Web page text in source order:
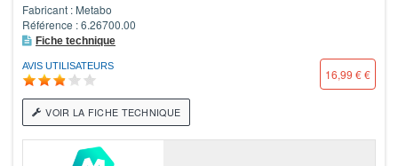
Fabricant : Metabo
Référence : 6.26700.00
Fiche technique
AVIS UTILISATEURS
16,99 € €
VOIR LA FICHE TECHNIQUE